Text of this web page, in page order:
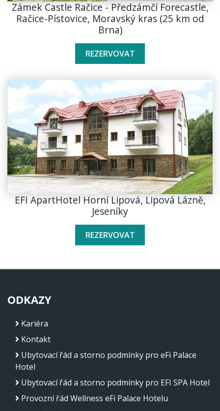
Zámek Castle Račice - Předzámčí Forecastle,
Račice-Pístovice, Moravský kras (25 km od
Brna)
REZERVOVAT
EFI ApartHotel Horní Lipová, Lipová Lázně,
Jeseníky
REZERVOVAT
ODKAZY
Kariéra
Kontakt
Ubytovací řád a storno podmínky pro eFi Palace
Hotel
Ubytovací řád a storno podmínky pro EFI SPA Hotel
Provozní řád Wellness eFi Palace Hotelu